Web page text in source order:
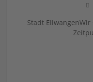
Stadt